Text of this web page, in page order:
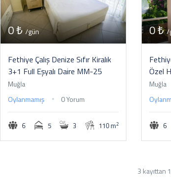
0 ₺/gün
Fethiye Çalış Denize Sıfır Kiralık
3+1 Full Eşyalı Daire MM-25
Muğla
Oylanmamış 0 Yorum
6 5 3 110 m2
0 ₺/
Özel
Muğla
6
3 kayıttan